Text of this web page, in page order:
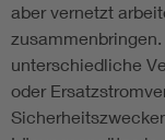
aber vernetzt
unterschiedliche
oder